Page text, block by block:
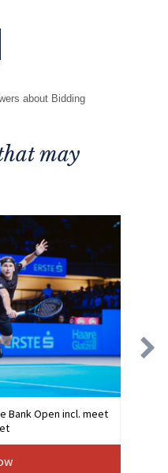
about Bidding
may
Bank Open incl. meet